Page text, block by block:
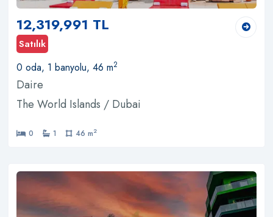
12,319,991 TL
Satılık
0 oda, 1 banyolu, 46 m2
Daire
The World Islands / Dubai
0 1 46 m2